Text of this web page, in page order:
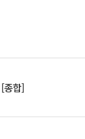
종합]